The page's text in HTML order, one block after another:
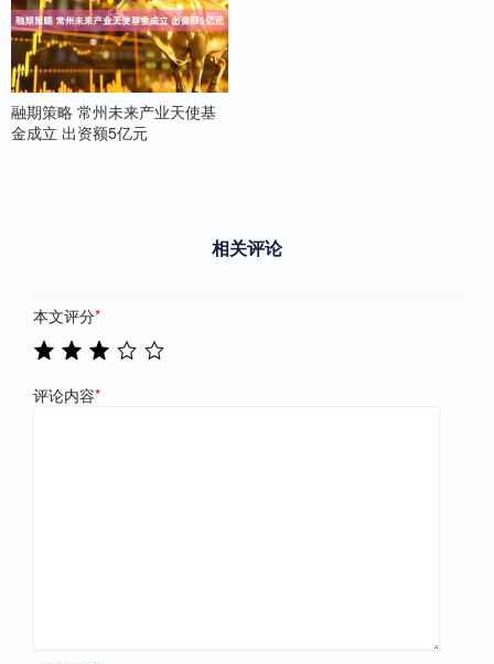
融期策略 常州未来产业天使基
金成立 出资额5亿元
相关评论
本文评分*
评论内容*